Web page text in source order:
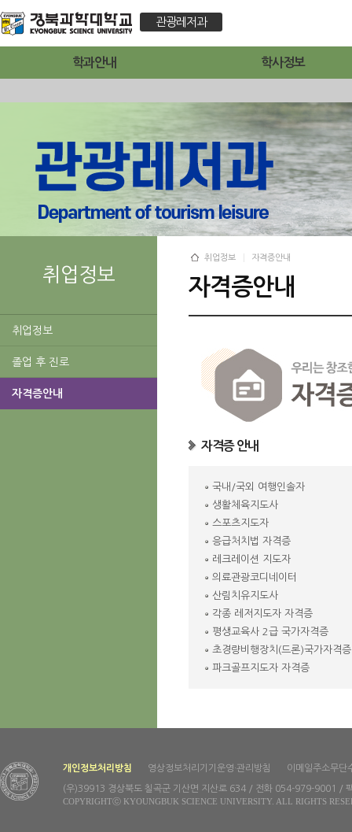
관광레저과
학과안내 학사정보
취업정보
취업정보
졸업 후 진로
자격증안내
취업정보 자격증안내
자격증안내
자격증 안내
국내/국외 여행인솔자
생활체육지도사
스포츠지도자
응급처치법 자격증
레크레이션 지도자
의료관광코디네이터
산림치유지도사
각종 레저지도자 자격증
평생교육사 2급 국가자격증
초경량비행장치(드론)국가자격
파크골프지도자 자격증
개인정보처리방침 영상정보처리기기운영·관리방침 이메일주소무단
(우)39913 경상북도 칠곡군 기산면 지산로 634 / 전화 054-979-9001 /
COPYRIGHTⓒ KYOUNGBUK SCIENCE UNIVERSITY. ALL RIGHTS